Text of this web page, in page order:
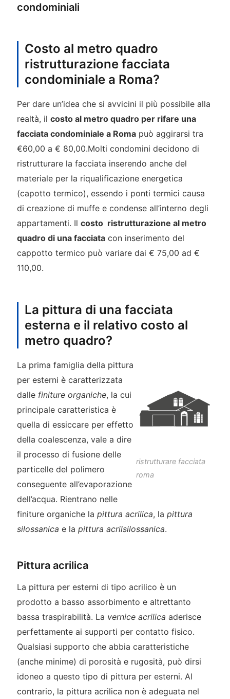
condominiali
Costo al metro quadro
ristrutturazione facciata
condominiale a Roma?
Per dare un’idea che si avvicini il più possibile alla
realtà, il costo al metro quadro per rifare una
facciata condominiale a Romapuò aggirarsi tra
€60,00 a € 80,00.Molti condomini decidono di
ristrutturare la facciata inserendo anche del
materiale per la riqualificazione energetica
(capotto termico), essendo i ponti termici causa
di creazione di muffe e condense all’interno degli
appartamenti. Il costo ristrutturazione al metro
quadro di una facciatacon inserimento del
cappotto termico può variare dai € 75,00 ad €
110,00.
La pittura di una facciata
esterna e il relativo costo al
metro quadro?
ristrutturare facciata
roma
La prima famiglia della pittura
per esterni è caratterizzata
dalle finiture organiche, la cui
principale caratteristica è
quella di essiccare per effetto
della coalescenza, vale a dire
il processo di fusione delle
particelle del polimero
conseguente all’evaporazione
dell’acqua. Rientrano nelle
finiture organiche la pittura acrilica, la pittura
silossanica e la pittura acrilsilossanica.
Pittura acrilica
La pittura per esterni di tipo acrilico è un
prodotto a basso assorbimento e altrettanto
bassa traspirabilità. La vernice acrilica aderisce
perfettamente ai supporti per contatto fisico.
Qualsiasi supporto che abbia caratteristiche
(anche minime) di porosità e rugosità, può dirsi
idoneo a questo tipo di pittura per esterni. Al
contrario, la pittura acrilica non è adeguata nel